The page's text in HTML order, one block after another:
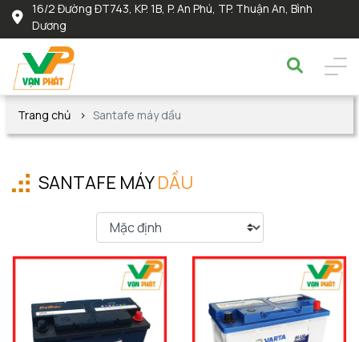
16/2 Đường ĐT743, KP. 1B, P. An Phú, TP. Thuận An, Bình
Dương
Trang chủ Santafe máy dầu
SANTAFE MÁYDẦU